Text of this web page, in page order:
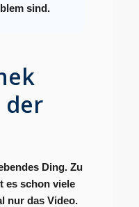
sind.
der
Ding. Zu
es schon viele
nur das Video.